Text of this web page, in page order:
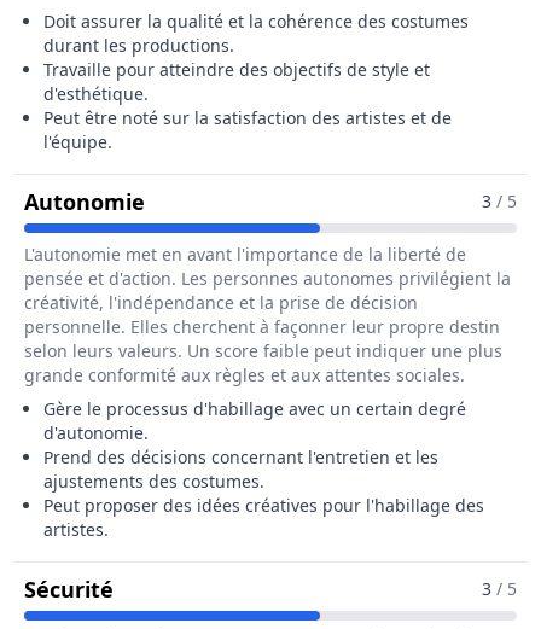
Doit assurer la qualité et la cohérence des costumes
durant les productions.
Travaille pour atteindre des objectifs de style et
d'esthétique.
Peut être noté sur la satisfaction des artistes et de
l'équipe.
Autonomie Pour Le Métier De Chef Habilleur /
3 / 5
L'autonomie met en avant l'importance de la liberté de
pensée et d'action. Les personnes autonomes privilégient la
créativité, l'indépendance et la prise de décision
personnelle. Elles cherchent à façonner leur propre destin
selon leurs valeurs. Un score faible peut indiquer une plus
grande conformité aux règles et aux attentes sociales.
Gère le processus d'habillage avec un certain degré
d'autonomie.
Prend des décisions concernant l'entretien et les
ajustements des costumes.
Peut proposer des idées créatives pour l'habillage des
artistes.
Sécurité Pour Le Métier De Chef Habilleur /3 / 5